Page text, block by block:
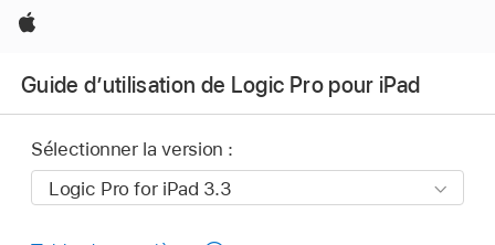
Apple
Guide d’utilisation de Logic Pro pour iPad
Sélectionner la version :